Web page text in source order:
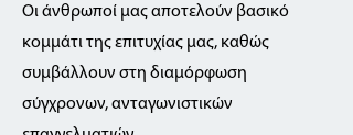
Οι άνθρωποί μας αποτελούν βασικό
κομμάτι της επιτυχίας μας, καθώς
συμβάλλουν στη διαμόρφωση
σύγχρονων, ανταγωνιστικών